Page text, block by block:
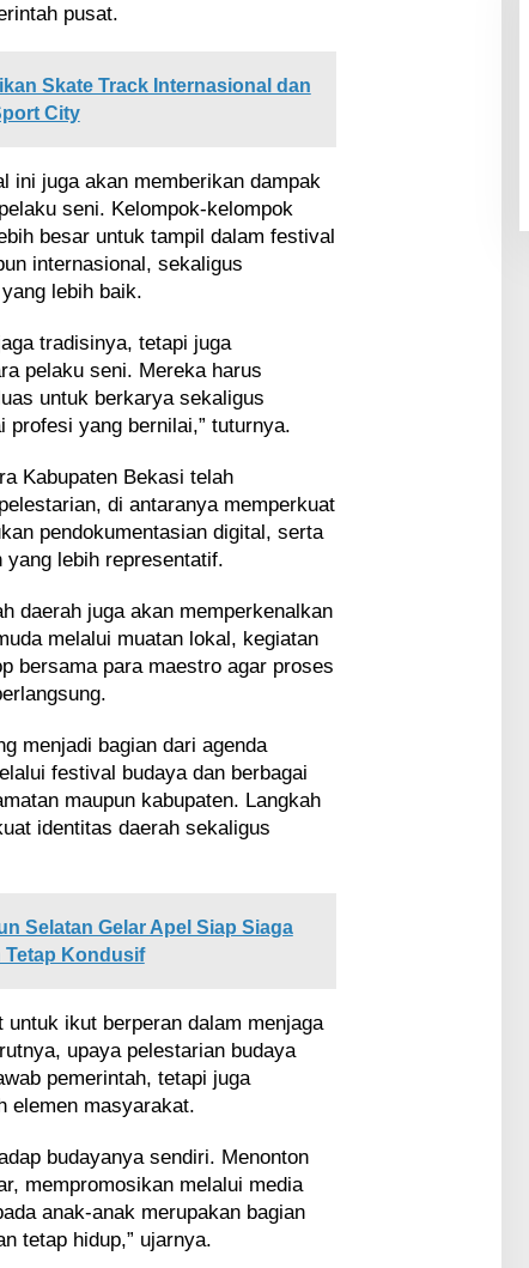
pusat.
Skate Track Internasional dan
City
ini juga akan memberikan dampak
seni. Kelompok-kelompok
besar untuk tampil dalam festival
internasional, sekaligus
lebih baik.
tradisinya, tetapi juga
pelaku seni. Mereka harus
untuk berkarya sekaligus
profesi yang bernilai,” tuturnya.
Kabupaten Bekasi telah
di antaranya memperkuat
pendokumentasian digital, serta
yang lebih representatif.
daerah juga akan memperkenalkan
melalui muatan lokal, kegiatan
bersama para maestro agar proses
menjadi bagian dari agenda
festival budaya dan berbagai
maupun kabupaten. Langkah
identitas daerah sekaligus
Selatan Gelar Apel Siap Siaga
Tetap Kondusif
ikut berperan dalam menjaga
upaya pelestarian budaya
pemerintah, tetapi juga
elemen masyarakat.
budayanya sendiri. Menonton
mempromosikan melalui media
anak-anak merupakan bagian
tetap hidup,” ujarnya.